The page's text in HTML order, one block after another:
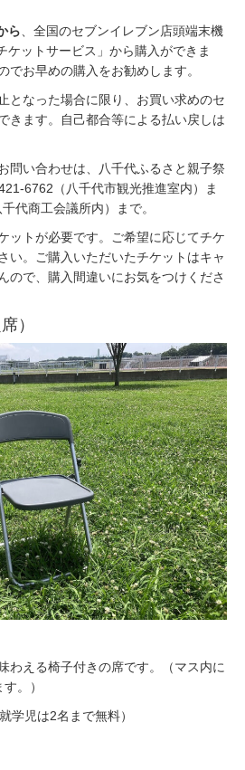
ら 、全国のセブンイレブン店頭端末機
ケットサービス」から購入ができま
でお早めの購入をお勧めします。
となった場合に限り、お買い求めのセ
きます。自己都合等による払い戻しは
問い合わせは、八千代ふるさと親子祭
6762（八千代市観光推進室内）ま
代商工会議所内）まで。
ットが必要です。ご希望に応じてチケ
い。ご購入いただいたチケットはキャ
ので、購入間違いにお気をつけくださ
）
わえる椅子付きの席です。（マス内に
。）
学児は2名まで無料）